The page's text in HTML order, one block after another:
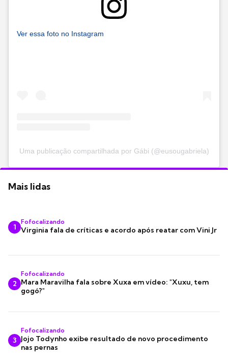
Ver essa foto no Instagram
Uma publicação compartilhada por Gábi (@eusougabriela)
Mais lidas
1
Fofocalizando
Virginia fala de críticas e acordo após reatar com Vini Jr
2
Fofocalizando
Mara Maravilha fala sobre Xuxa em vídeo: "Xuxu, tem
gogó?"
3
Fofocalizando
Jojo Todynho exibe resultado de novo procedimento
nas pernas